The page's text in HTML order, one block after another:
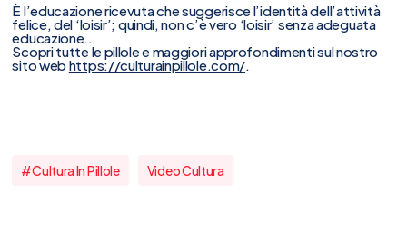
È l’educazione ricevuta che suggerisce l’identità dell’attività
felice, del ‘loisir’; quindi, non c’è vero ‘loisir’ senza adeguata
educazione..
Scopri tutte le pillole e maggiori approfondimenti sul nostro
sito web https://culturainpillole.com/
#cultura In Pillole Video Cultura